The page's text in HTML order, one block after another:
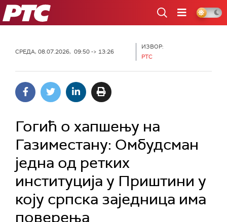
РТС
СРЕДА, 08.07.2026, 09:50 -> 13:26
ИЗВОР:
РТС
Гогић о хапшењу на
Газиместану: Омбудсман
једна од ретких
институција у Приштини у
коју српска заједница има
поверења